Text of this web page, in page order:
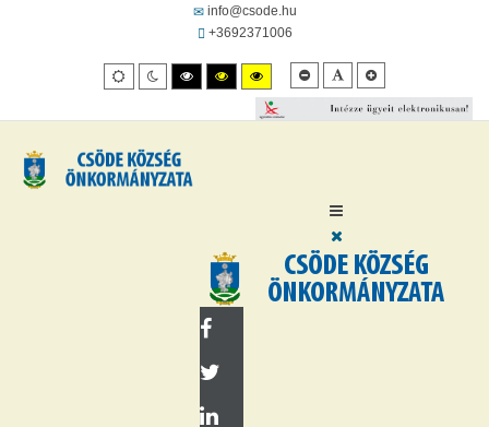
info@csode.hu
+3692371006
Alapértelmezett
mód
Éjszakai
mód
Nagy
felbontású
fekete/fehér
Nagy
felbontásút
fekete/sárga
Nagy
felbontású
sárga/fekete
mód.
Kisebb
betűméret
Alapértelmezett
betűméret